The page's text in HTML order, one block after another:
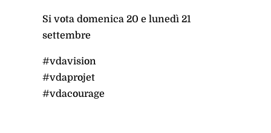
Si vota domenica 20 e lunedì 21
settembre
#vdavision
#vdaprojet
#vdacourage